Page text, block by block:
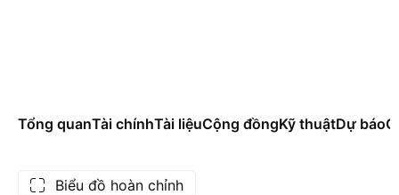
Tổng quanTài chínhTài liệuCộng đồngKỹ thuậtDự báo
Biểu đồ hoàn chỉnh